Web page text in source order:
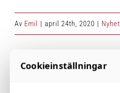
Av Emil | april 24th, 2020 | Nyhet
Cookieinställningar